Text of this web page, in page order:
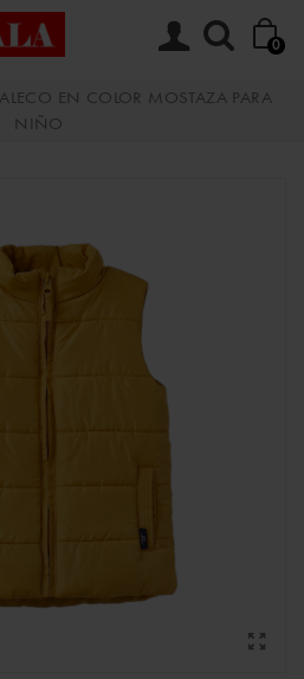
0
EN COLOR MOSTAZA PARA
NIÑO